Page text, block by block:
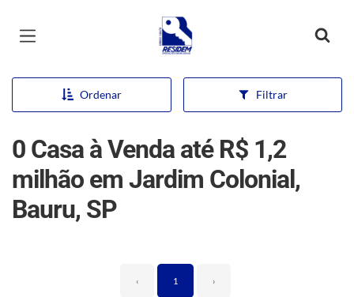
Página inicial
Ordenar Filtrar
0 Casa à Venda até R$ 1,2
milhão em Jardim Colonial,
Bauru, SP
‹ 1 ›